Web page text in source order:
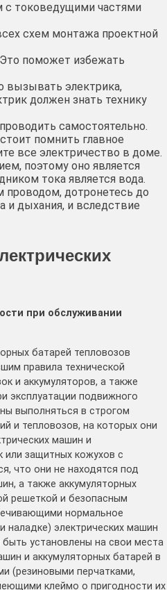
с токоведущими частями
схем монтажа проектной
поможет избежать
вызывать электрика,
должен знать технику
самостоятельно.
помнить главное
все электричество в доме.
поэтому оно является
тока является вода.
проводом, дотронетесь до
и дыхания, и вследствие
при обслуживании
батарей тепловозов
правила технической
и аккумуляторов, а также
эксплуатации подвижного
выполняться в строгом
и тепловозов, на которых они
машин и
или защитных кожухов с
что они не находятся под
а также аккумуляторных
решеткой и безопасным
нормальное
электрических машин
установлены на свои места
и аккумуляторных батарей в
(резиновыми перчатками,
клеймо о пригодности их